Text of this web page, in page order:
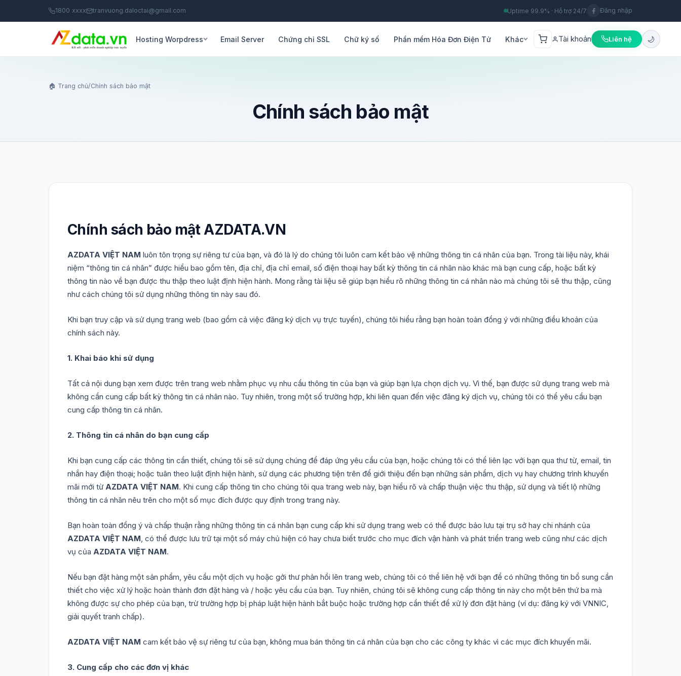
1800 xxxx tranvuong.daloctai@gmail.com Uptime 99.9% · Hỗ trợ 24/7 Đăng nhập
Hosting Worpdress Email Server Chứng chỉ SSL Chữ ký số Phần mềm Hóa Đơn Điện Tử Khác Tài khoản Liên hệ 🌙
🏠 Trang chủ/Chính sách bảo mật
Chính sách bảo mật
Chính sách bảo mật AZDATA.VN
AZDATA VIỆT NAM luôn tôn trọng sự riêng tư của bạn, và đó là lý do chúng tôi luôn cam kết bảo vệ những thông tin cá nhân của bạn. Trong tài liệu này, khái
niệm “thông tin cá nhân” được hiểu bao gồm tên, địa chỉ, địa chỉ email, số điện thoại hay bất kỳ thông tin cá nhân nào khác mà bạn cung cấp, hoặc bất kỳ
thông tin nào về bạn được thu thập theo luật định hiện hành. Mong rằng tài liệu sẽ giúp bạn hiểu rõ những thông tin cá nhân nào mà chúng tôi sẽ thu thập, cũng
như cách chúng tôi sử dụng những thông tin này sau đó.
Khi bạn truy cập và sử dụng trang web (bao gồm cả việc đăng ký dịch vụ trực tuyến), chúng tôi hiểu rằng bạn hoàn toàn đồng ý với những điều khoản của
chính sách này.
1. Khai báo khi sử dụng
Tất cả nội dung bạn xem được trên trang web nhằm phục vụ nhu cầu thông tin của bạn và giúp bạn lựa chọn dịch vụ. Vì thế, bạn được sử dụng trang web mà
không cần cung cấp bất kỳ thông tin cá nhân nào. Tuy nhiên, trong một số trường hợp, khi liên quan đến việc đăng ký dịch vụ, chúng tôi có thể yêu cầu bạn
cung cấp thông tin cá nhân.
2. Thông tin cá nhân do bạn cung cấp
Khi bạn cung cấp các thông tin cần thiết, chúng tôi sẽ sử dụng chúng để đáp ứng yêu cầu của bạn, hoặc chúng tôi có thể liên lạc với bạn qua thư từ, email, tin
nhắn hay điện thoại; hoặc tuân theo luật định hiện hành, sử dụng các phương tiện trên để giới thiệu đến bạn những sản phẩm, dịch vụ hay chương trình khuyến
mãi mới từ AZDATA VIỆT NAM. Khi cung cấp thông tin cho chúng tôi qua trang web này, bạn hiểu rõ và chấp thuận việc thu thập, sử dụng và tiết lộ những
thông tin cá nhân nêu trên cho một số mục đích được quy định trong trang này.
Bạn hoàn toàn đồng ý và chấp thuận rằng những thông tin cá nhân bạn cung cấp khi sử dụng trang web có thể được bảo lưu tại trụ sở hay chi nhánh của
AZDATA VIỆT NAM, có thể được lưu trữ tại một số máy chủ hiện có hay chưa biết trước cho mục đích vận hành và phát triển trang web cũng như các dịch
vụ của AZDATA VIỆT NAM.
Nếu bạn đặt hàng một sản phẩm, yêu cầu một dịch vụ hoặc gởi thư phản hồi lên trang web, chúng tôi có thể liên hệ với bạn để có những thông tin bổ sung cần
thiết cho việc xử lý hoặc hoàn thành đơn đặt hàng và / hoặc yêu cầu của bạn. Tuy nhiên, chúng tôi sẽ không cung cấp thông tin này cho một bên thứ ba mà
không được sự cho phép của bạn, trừ trường hợp bị pháp luật hiện hành bắt buộc hoặc trường hợp cần thiết để xử lý đơn đặt hàng (ví dụ: đăng ký với VNNIC,
giải quyết tranh chấp).
AZDATA VIỆT NAM cam kết bảo vệ sự riêng tư của bạn, không mua bán thông tin cá nhân của bạn cho các công ty khác vì các mục đích khuyến mãi.
3. Cung cấp cho các đơn vị khác